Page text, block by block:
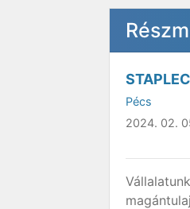
Pécs
2024. 02.